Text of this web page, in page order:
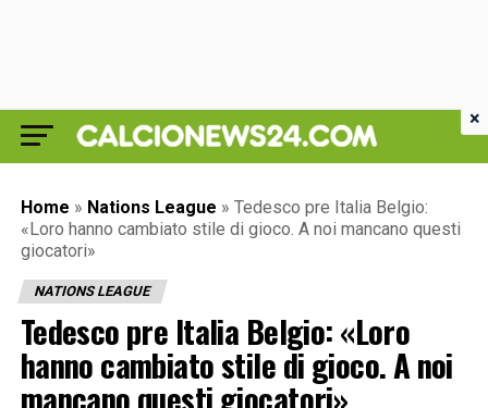
Home » Nations League » Tedesco pre Italia Belgio:
«Loro hanno cambiato stile di gioco. A noi mancano questi
giocatori»
NATIONS LEAGUE
Tedesco pre Italia Belgio: «Loro
hanno cambiato stile di gioco. A noi
mancano questi giocatori»
×